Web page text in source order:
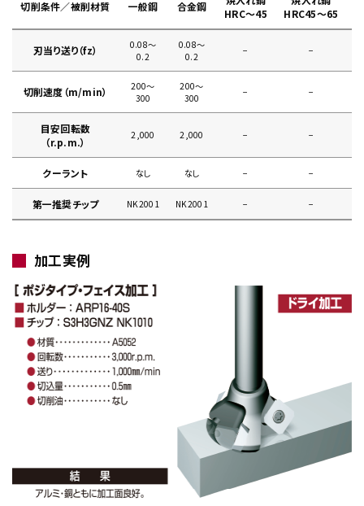
切削条件／被削材質 一般鋼 合金鋼
HRC～45
HRC45～65
刃当り送り（fz）
0.08〜
0.2
0.08〜
0.2
− −
切削速度（m/min）
200〜
300
200〜
300
− −
目安回転数
（r.p.m.）
2,000 2,000 − −
クーラント なし なし − −
第一推奨チップ NK2001 NK2001 − −
加工実例